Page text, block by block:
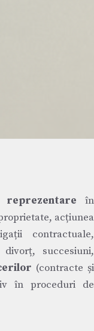
în
acțiunea
contractuale,
succesiuni,
(contracte și
în proceduri de